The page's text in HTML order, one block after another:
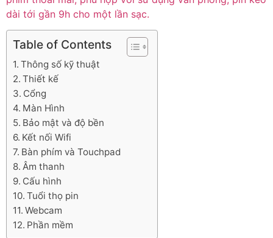
dài tới gần 9h cho một lần sạc.
Table of Contents
Thông số kỹ thuật
Thiết kế
Cổng
Màn Hình
Bảo mật và độ bền
Kết nối Wifi
Bàn phím và Touchpad
Âm thanh
Cấu hình
Tuổi thọ pin
Webcam
Phần mềm